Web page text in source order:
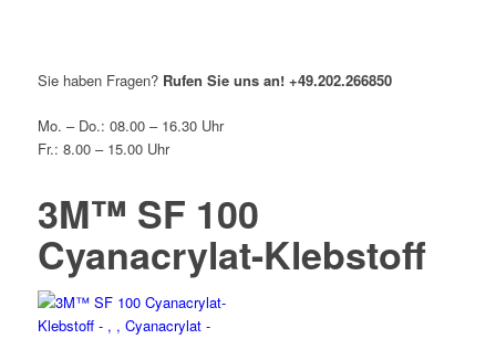
Sie haben Fragen? Rufen Sie uns an! +49.202.266850
Mo. – Do.: 08.00 – 16.30 Uhr
Fr.: 8.00 – 15.00 Uhr
3M™ SF 100
Cyanacrylat-Klebstoff